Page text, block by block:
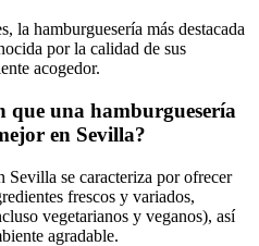
la hamburguesería más destacada
por la calidad de sus
acogedor.
que una hamburguesería
en Sevilla?
Sevilla se caracteriza por ofrecer
frescos y variados,
vegetarianos y veganos), así
agradable.